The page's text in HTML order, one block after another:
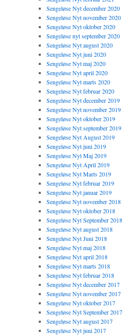
Sengeløse Nyt december 2020
Sengeløse Nyt november 2020
Sengeløse Nyt oktober 2020
Sengeløse nyt september 2020
Sengeløse Nyt august 2020
Sengeløse Nyt juni 2020
Sengeløse Nyt maj 2020
Sengeløse Nyt april 2020
Sengeløse Nyt marts 2020
Sengeløse Nyt februar 2020
Sengeløse Nyt december 2019
Sengeløse Nyt november 2019
Sengeløse Nyt oktober 2019
Sengeløse Nyt september 2019
Sengeløse Nyt August 2019
Sengeløse Nyt juni 2019
Sengeløse Nyt Maj 2019
Sengeløse Nyt April 2019
Sengeløse Nyt Marts 2019
Sengeløse Nyt februar 2019
Sengeløse Nyt januar 2019
Sengeløse Nyt november 2018
Sengeløse Nyt oktober 2018
Sengeløse Nyt September 2018
Sengeløse Nyt august 2018
Sengeløse Nyt Juni 2018
Sengeløse Nyt maj 2018
Sengeløse Nyt april 2018
Sengeløse Nyt marts 2018
Sengeløse Nyt februar 2018
Sengeløse Nyt december 2017
Sengeløse Nyt november 2017
Sengeløse Nyt oktober 2017
Sengeløse Nyt September 2017
Sengeløse Nyt august 2017
Sengeløse Nyt juni 2017